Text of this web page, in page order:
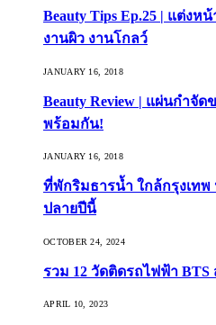
Beauty Tips Ep.25 | แต่งห
งานผิว งานโกลว์
JANUARY 16, 2018
Beauty Review | แผ่นกำจั
พร้อมกัน!
JANUARY 16, 2018
ที่พักริมธารน้ำ ใกล้กรุงเท
ปลายปีนี้
OCTOBER 24, 2024
รวม 12 วัดติดรถไฟฟ้า
APRIL 10, 2023